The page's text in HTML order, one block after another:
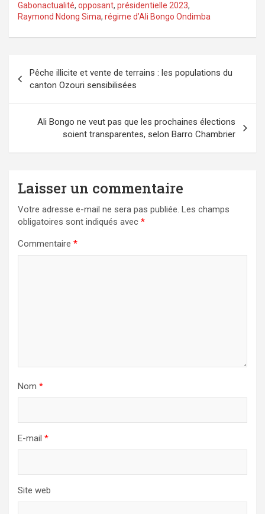
Gabonactualité, opposant, présidentielle 2023,
Raymond Ndong Sima, régime d’Ali Bongo Ondimba
de
l’article
Pêche illicite et vente de terrains : les populations du
canton Ozouri sensibilisées
Ali Bongo ne veut pas que les prochaines élections
soient transparentes, selon Barro Chambrier
Laisser un commentaire
Votre adresse e-mail ne sera pas publiée. Les champs
obligatoires sont indiqués avec *
Commentaire *
Nom *
E-mail *
Site web